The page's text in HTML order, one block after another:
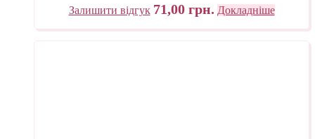
Залишити відгук 71,00 грн. Докладніше